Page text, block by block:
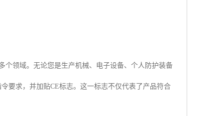
个领域。无论您是生产机械、电子设备、个人防护装备
要求，并加贴CE标志。这一标志不仅代表了产品符合